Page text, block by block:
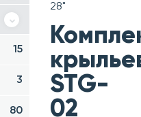
15
3
80
28"
STG-
02